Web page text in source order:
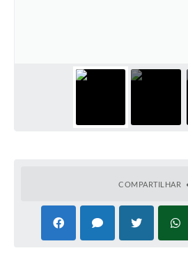
COMPARTILHAR